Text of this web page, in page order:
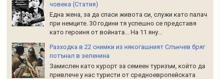
човека (Статия)
Една жена, за да спаси живота си, служи като палач
при немците. 30 години тя успешно се представя
като героиня от войната... На 11 яну...
Разходка в 22 снимки из някогашният Слънчев бряг
потънал в зеленина
Замислен като курорт за семеен туризъм, който да
привлече у нас туристи от средноевропейската